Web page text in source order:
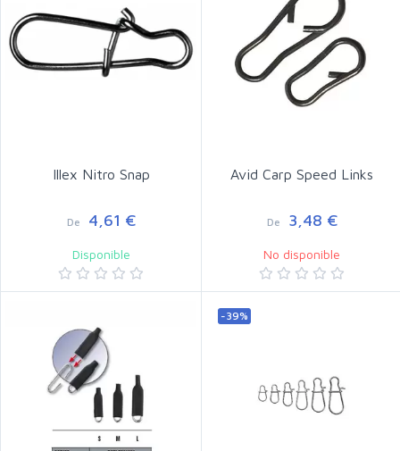
Illex Nitro Snap
De 4,61 €
Disponible
Avid Carp Speed Links
De 3,48 €
No disponible
-39%